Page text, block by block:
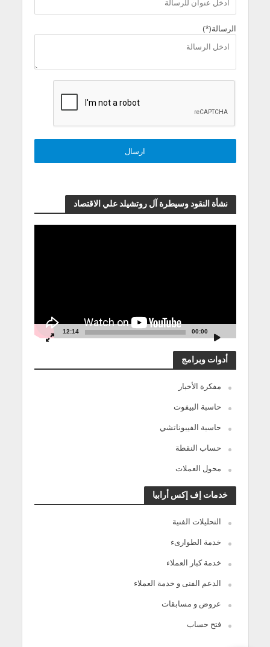
الرسالة(*)
نشأة النقود وسيطرة آل روتشيلد علي الاقتصاد
00:00
12:14
أدوات وبرامج
مفكرة الأخبار
حاسبة البيفوت
حاسبة الفيبوناتشي
حساب النقطة
محول العملات
خدمات إف إكس أرابيا
التحليلات الفنية
خدمة الطوارىء
خدمة كبار العملاء
الدعم الفنى و خدمة العملاء
عروض و مسابقات
فتح حساب